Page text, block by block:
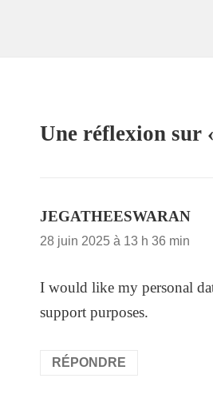
Une réflexion sur
JEGATHEESWARAN
28 juin 2025 à 13 h 36 min
I would like my personal
support purposes.
RÉPONDRE